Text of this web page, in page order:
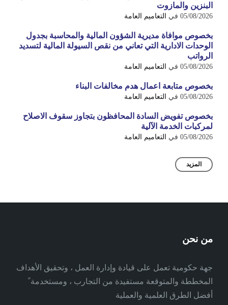
البنزين والمازوت
05/08/2026 في التعاميم العامة
بخصوص موافاة مديرية الشؤون المالية والمحاسبة بجدول
الوحدات الادارية التي تعاني من نقص السيولة المالية لتسديد
الرواتب
05/08/2026 في التعاميم العامة
بخصوص متابعة اعمال هدم مخالفات البناء
05/08/2026 في التعاميم العامة
بخصوص تفويض السادة المحافظون بتجاوز سقوف الاصلاح
لمركبات الخدمة الآلية
05/08/2026 في التعاميم العامة
المزيد
من نحن
جهة حكومية تعمل على قيادة وإدارة العمل ، وتحقيق الأهداف
المخططة والمتوقعة مستفيدة من التجارب ، ومستخدمة ً
أفضل الطرق العلمية والعملية